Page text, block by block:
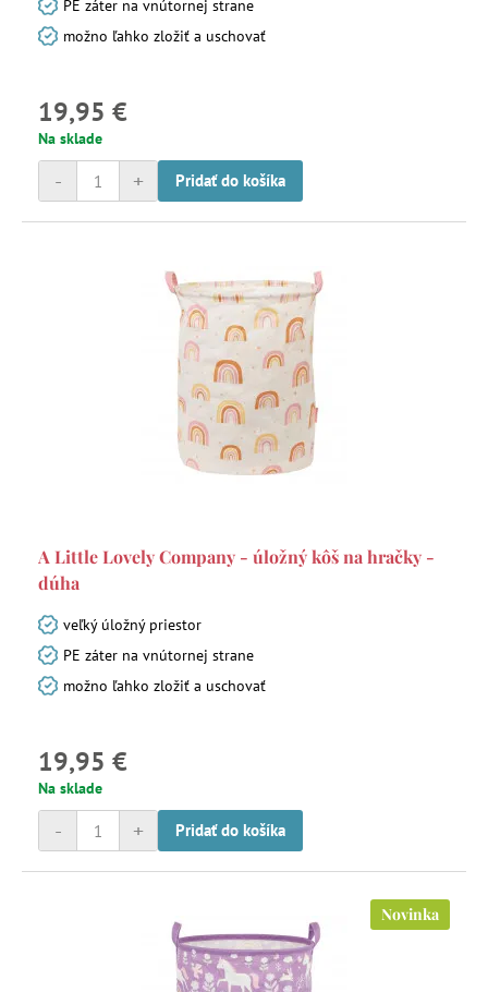
PE záter na vnútornej strane
možno ľahko zložiť a uschovať
19,95 €
Na sklade
+
- Pridať do košíka
A Little Lovely Company - úložný kôš na hračky -
dúha
veľký úložný priestor
PE záter na vnútornej strane
možno ľahko zložiť a uschovať
19,95 €
Na sklade
+
- Pridať do košíka
Novinka